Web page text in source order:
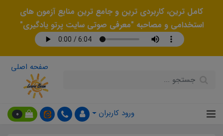
کامل ترین، کاربردی ترین و جامع ترین منابع آزمون های
استخدامی و مصاحبه "معرفی صوتی سایت پرتو یادگیری"
صفحه اصلی
ورود کاربران 0